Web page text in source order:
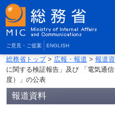
ご意見・ご提案 ENGLISH
総務省トップ> 広報・報道 > 報道
に関する検証報告」及び 「電気通
度）」の公表
報道資料